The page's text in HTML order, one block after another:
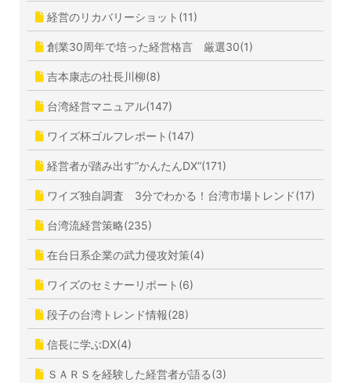
経営のリカバリーショット(11)
創業30周年で培った経営格言 厳選30(1)
吉本康志の社長川柳(8)
台湾経営マニュアル(147)
ワイズ杯ゴルフレポート(147)
経営者が踏み出す”かんたんDX”(171)
ワイズ独自調査 3分でわかる！台湾市場トレンド(17)
台湾流経営策略(235)
在台日系企業の武力侵攻対策(4)
ワイズのセミナーリポート(6)
段子の台湾トレンド情報(28)
信長に学ぶDX(4)
ＳＡＲＳを経験した経営者が語る(3)